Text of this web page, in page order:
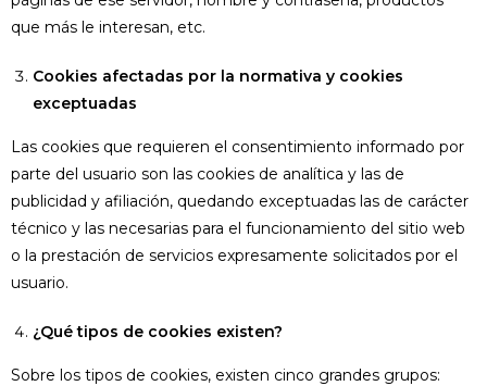
que más le interesan, etc.
Cookies afectadas por la normativa y cookies
exceptuadas
Las cookies que requieren el consentimiento informado por
parte del usuario son las cookies de analítica y las de
publicidad y afiliación, quedando exceptuadas las de carácter
técnico y las necesarias para el funcionamiento del sitio web
o la prestación de servicios expresamente solicitados por el
usuario.
¿Qué tipos de cookies existen?
Sobre los tipos de cookies, existen cinco grandes grupos: